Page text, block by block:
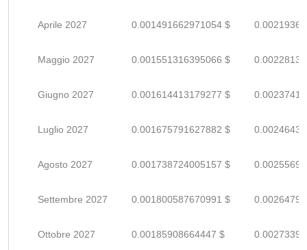
Aprile 2027 0.001491662971054 $
Maggio 2027 0.001551316395066 $
Giugno 2027 0.001614413179277 $
Luglio 2027 0.001675791627882 $
Agosto 2027 0.001738724005157 $
Settembre 2027 0.001800587670991 $
Ottobre 2027 0.00185908664447 $